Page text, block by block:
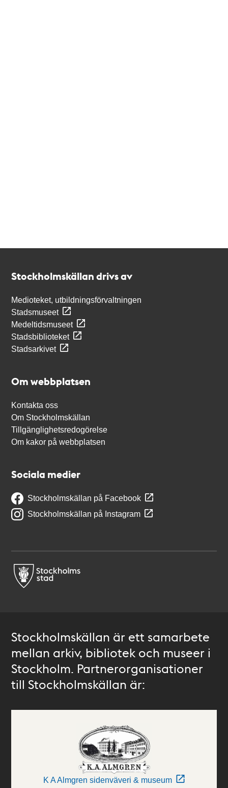
Stockholmskällan drivs av
Medioteket, utbildningsförvaltningen
Stadsmuseet
Medeltidsmuseet
Stadsbiblioteket
Stadsarkivet
Om webbplatsen
Kontakta oss
Om Stockholmskällan
Tillgänglighetsredogörelse
Om kakor på webbplatsen
Sociala medier
Stockholmskällan på Facebook
Stockholmskällan på Instagram
Stockholmskällan är ett samarbete
mellan arkiv, bibliotek och museer i
Stockholm. Partnerorganisationer
till Stockholmskällan är:
K A Almgren sidenväveri & museum